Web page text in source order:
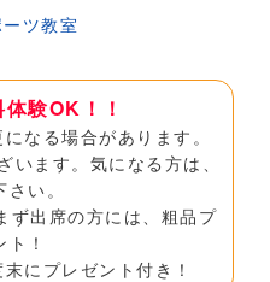
ツ教室
験OK！！
なる場合があります。
ます。気になる方は、
い。
ず出席の方には、粗品プ
ト！
にプレゼント付き！